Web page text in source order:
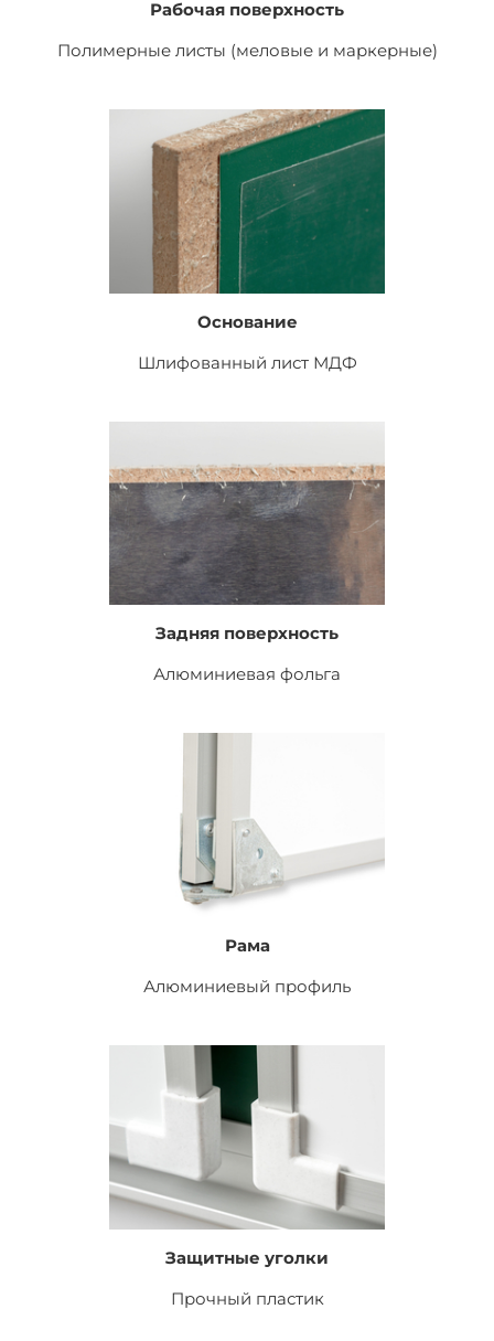
Рабочая поверхность
Полимерные листы (меловые и маркерные)
Основание
Шлифованный лист МДФ
Задняя поверхность
Алюминиевая фольга
Рама
Алюминиевый профиль
Защитные уголки
Прочный пластик